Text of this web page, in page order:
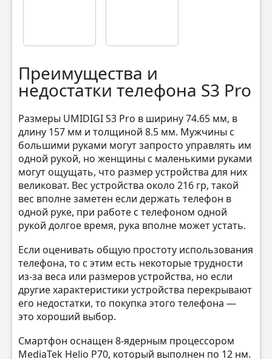
Преимущества и
недостатки телефона S3 Pro
Размеры UMIDIGI S3 Pro в ширину 74.65 мм, в
длину 157 мм и толщиной 8.5 мм. Мужчины с
большими руками могут запросто управлять им
одной рукой, но женщины с маленькими руками
могут ощущать, что размер устройства для них
великоват. Вес устройства около 216 гр, такой
вес вполне заметен если держать телефон в
одной руке, при работе с телефоном одной
рукой долгое время, рука вполне может устать.
Если оценивать общую простоту использования
телефона, то с этим есть некоторые трудности
из-за веса или размеров устройства, но если
другие характеристики устройства перекрывают
его недостатки, то покупка этого телефона —
это хороший выбор.
Смартфон оснащен 8-ядерным процессором
MediaTek Helio P70, который выполнен по 12 нм.